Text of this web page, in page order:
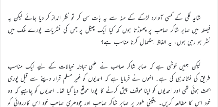
شاید گلی کے کسی آوارہ لڑکے کے منہ سے یہ بات سن کر تو نظر انداز کر دیا جائے لیکن یہ
فیصلہ میں صابر شاکر صاحب پر چھوڑتا ہوں کہ کیا ایک چینل پر جس کی نشریات پورے ملک میں
نشر ہو رہی ہوں، یہ الفاظ استعمال کرنا مناسب ہے؟
لیکن ہمیں خوشی ہے کہ صابر شاکر صاحب نے علمی تبادلہ خیالات کے لیے ایک مناسب
طریق کی نشاندہی کی ہے۔ انہوں نے فرمایا ہے کہ احمدیوں کو غیر مسلم قرار دینے سے قبل پوری
بحث ہوئی تھی اور احمدیوں کو اپنا موقف پیش کرنے کا پورا موقع دیا گیا تھا۔ احمدیوں کو چاہیے کہ وہ
خود اس کا مطالعہ کریں۔ یقینی طور پر صابر شاکر صاحب اور چودھری صاحب خود اس کارروائی کو